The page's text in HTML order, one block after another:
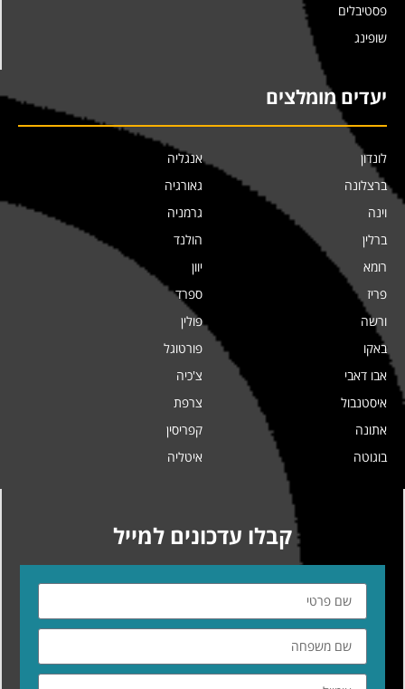
פסטיבלים
שופינג
יעדים מומלצים
לונדון
ברצלונה
וינה
ברלין
רומא
פריז
ורשה
באקו
אבו דאבי
איסטנבול
אתונה
בוגוטה
אנגליה
גאורגיה
גרמניה
הולנד
יוון
ספרד
פולין
פורטוגל
צ'כיה
צרפת
קפריסין
איטליה
קבלו עדכונים למייל